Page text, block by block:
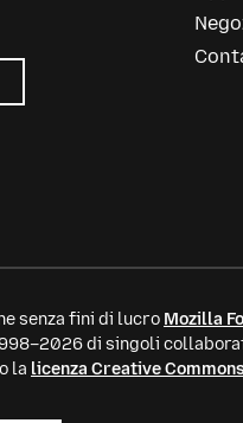
senza fini di lucro Mozilla
di singoli
la licenza Creative